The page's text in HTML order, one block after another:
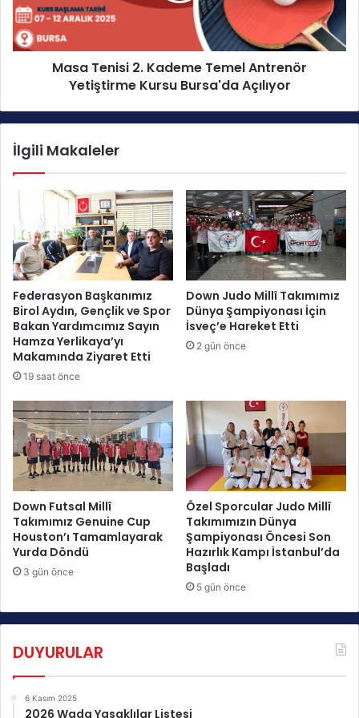
n
ö
r
i
i
i
n
e
r
i
T
a
m
l
a
n
d
n
s
m
e
A
n
t
r
e
ö
r
Y
e
ş
t
r
m
u
s
Masa Tenisi 2. Kademe Temel Antrenör
Yetiştirme Kursu Bursa'da Açılıyor
İlgili Makaleler
Federasyon Başkanımız
Birol Aydın, Gençlik ve Spor
Bakan Yardımcımız Sayın
Hamza Yerlikaya’yı
Makamında Ziyaret Etti
19 saat önce
Down Judo Millî Takımımız
Dünya Şampiyonası İçin
İsveç’e Hareket Etti
2 gün önce
Down Futsal Millî
Takımımız Genuine Cup
Houston’ı Tamamlayarak
Yurda Döndü
3 gün önce
Özel Sporcular Judo Millî
Takımımızın Dünya
Şampiyonası Öncesi Son
Hazırlık Kampı İstanbul’da
Başladı
5 gün önce
DUYURULAR
6 Kasım 2025
2026 Wada Yasaklılar Listesi